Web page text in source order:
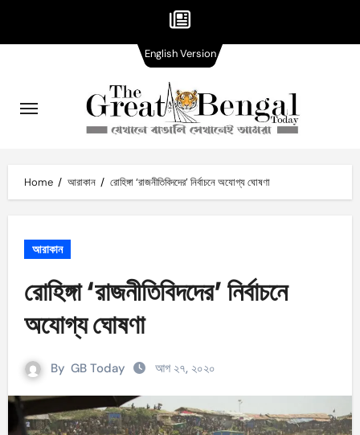
content
Home আরাকান রোহিঙ্গা ‘রাজনীতিবিদদের’ নির্বাচনে অযোগ্য ঘোষণা
আরাকান
রোহিঙ্গা ‘রাজনীতিবিদদের’ নির্বাচনে
অযোগ্য ঘোষণা
By GB Today আগ ২৭, ২০২০
English VersionVersion